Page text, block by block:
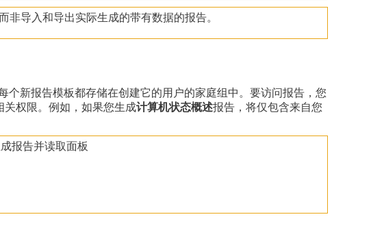
导入和导出实际生成的带有数据的报告。
个新报告模板都存储在创建它的用户的家庭组中。要访问报告，您
权限。例如，如果您生成计算机状态概述报告，将仅包含来自您
报告并读取面板